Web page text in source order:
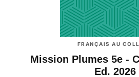
FRANÇAIS AU
Mission Plumes 5e -
Ed. 2026